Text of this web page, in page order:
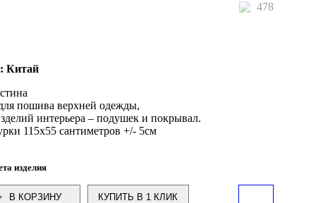
478
Китай
пошива верхней одежды,
интерьера – подушек и покрывал.
115х55 сантиметров +/- 5см
изделия
В КОРЗИНУ КУПИТЬ В 1 КЛИК